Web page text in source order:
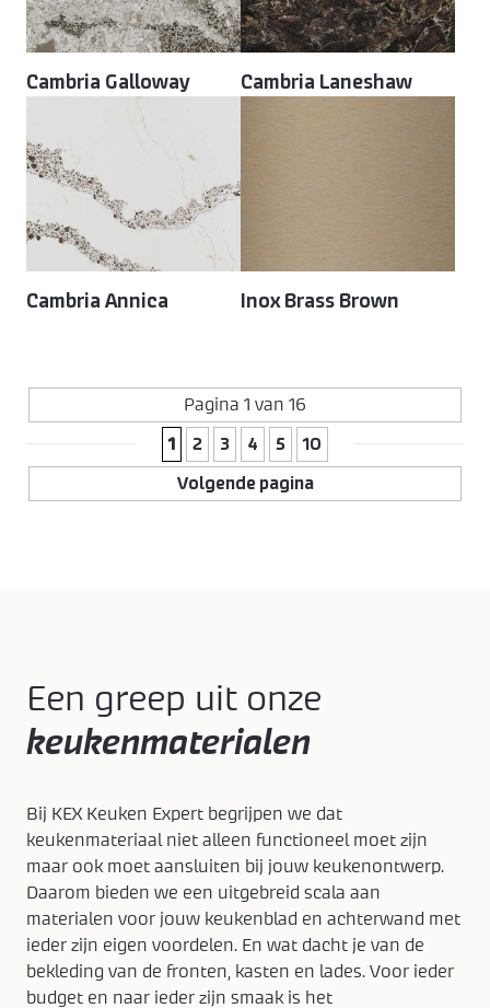
Cambria Galloway Cambria Laneshaw
Cambria Annica Inox Brass Brown
Pagina 1 van 16
1 2 3 4 5 10
Volgende pagina
Een greep uit onze
keukenmaterialen
Bij KEX Keuken Expert begrijpen we dat
keukenmateriaal niet alleen functioneel moet zijn
maar ook moet aansluiten bij jouw keukenontwerp.
Daarom bieden we een uitgebreid scala aan
materialen voor jouw keukenblad en achterwand met
ieder zijn eigen voordelen. En wat dacht je van de
bekleding van de fronten, kasten en lades. Voor ieder
budget en naar ieder zijn smaak is het